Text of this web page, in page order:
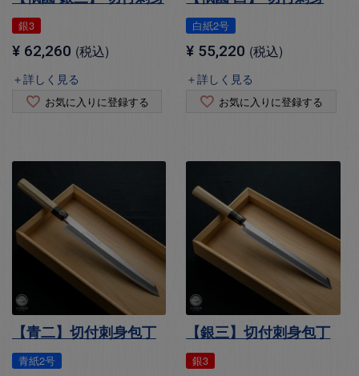
銀3
¥ 62,260 税込
＋詳しく見る
お気に入りに登録する
白紙2号
¥ 55,220 税込
＋詳しく見る
お気に入りに登録する
【青二】切付刺身包丁
青紙2号
【銀三】切付刺身包丁
銀3